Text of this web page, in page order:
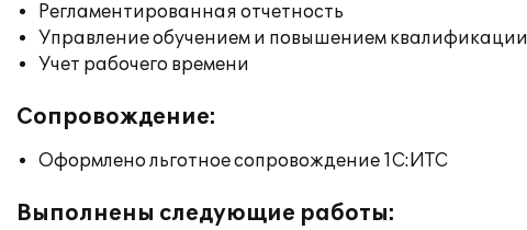
Регламентированная отчетность
Управление обучением и повышением квалификации
Учет рабочего времени
Сопровождение:
Оформлено льготное сопровождение 1С:ИТС
Выполнены следующие работы: